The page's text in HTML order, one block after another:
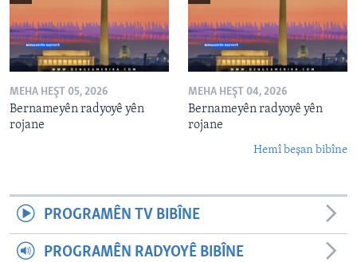
MEHA HEŞT 05, 2026
Bernameyên radyoyê yên
rojane
MEHA HEŞT 04, 2026
Bernameyên radyoyê yên
rojane
Hemî beşan bibîne
PROGRAMÊN TV BIBÎNE
PROGRAMÊN RADYOYÊ BIBÎNE